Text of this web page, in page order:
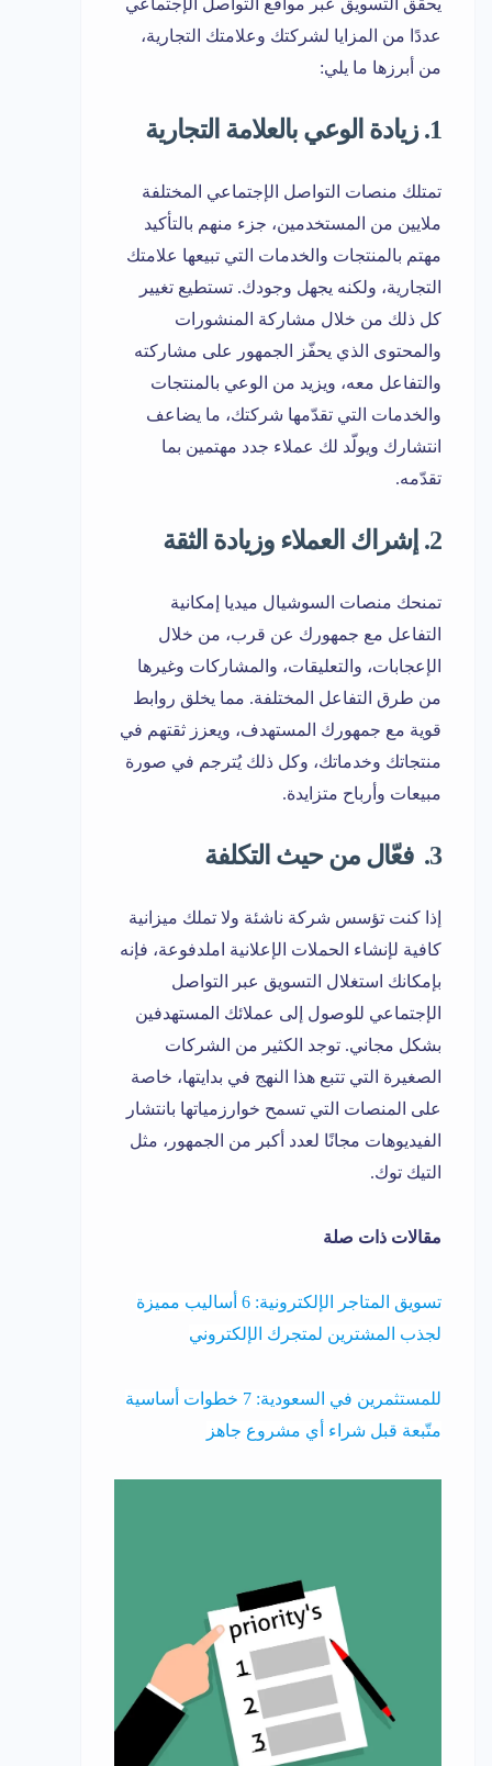
يحقق التسويق عبر مواقع التواصل الإجتماعي
عددًا من المزايا لشركتك وعلامتك التجارية،
من أبرزها ما يلي:
1. زيادة الوعي بالعلامة التجارية
تمتلك منصات التواصل الإجتماعي المختلفة
ملايين من المستخدمين، جزء منهم بالتأكيد
مهتم بالمنتجات والخدمات التي تبيعها علامتك
التجارية، ولكنه يجهل وجودك. تستطيع تغيير
كل ذلك من خلال مشاركة المنشورات
والمحتوى الذي يحفّز الجمهور على مشاركته
والتفاعل معه، ويزيد من الوعي بالمنتجات
والخدمات التي تقدّمها شركتك، ما يضاعف
انتشارك ويولّد لك عملاء جدد مهتمين بما
تقدّمه.
2. إشراك العملاء وزيادة الثقة
تمنحك منصات السوشيال ميديا إمكانية
التفاعل مع جمهورك عن قرب، من خلال
الإعجابات، والتعليقات، والمشاركات وغيرها
من طرق التفاعل المختلفة. مما يخلق روابط
قوية مع جمهورك المستهدف، ويعزز ثقتهم في
منتجاتك وخدماتك، وكل ذلك يُترجم في صورة
مبيعات وأرباح متزايدة.
3. فعّال من حيث التكلفة
إذا كنت تؤسس شركة ناشئة ولا تملك ميزانية
كافية لإنشاء الحملات الإعلانية املدفوعة، فإنه
بإمكانك استغلال التسويق عبر التواصل
الإجتماعي للوصول إلى عملائك المستهدفين
بشكل مجاني. توجد الكثير من الشركات
الصغيرة التي تتبع هذا النهج في بدايتها، خاصة
على المنصات التي تسمح خوارزمياتها بانتشار
الفيديوهات مجانًا لعدد أكبر من الجمهور، مثل
التيك توك.
مقالات ذات صلة
تسويق المتاجر الإلكترونية: 6 أساليب مميزة
لجذب المشترين لمتجرك الإلكتروني
للمستثمرين في السعودية: 7 خطوات أساسية
متّبعة قبل شراء أي مشروع جاهز